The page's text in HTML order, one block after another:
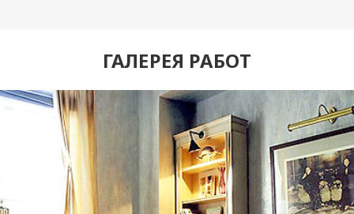
ГАЛЕРЕЯ РАБОТ